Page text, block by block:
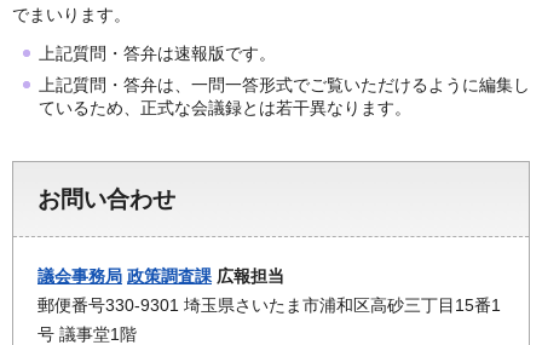
でまいります。
上記質問・答弁は速報版です。
上記質問・答弁は、一問一答形式でご覧いただけるように編集し
ているため、正式な会議録とは若干異なります。
お問い合わせ
議会事務局 政策調査課 広報担当
郵便番号330-9301 埼玉県さいたま市浦和区高砂三丁目15番1
号 議事堂1階